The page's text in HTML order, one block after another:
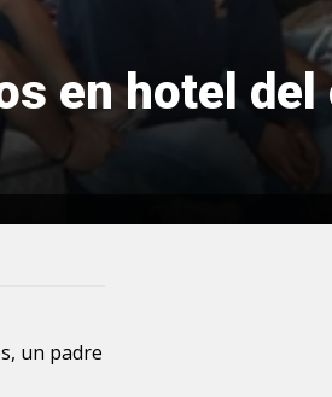
en hotel
un padre